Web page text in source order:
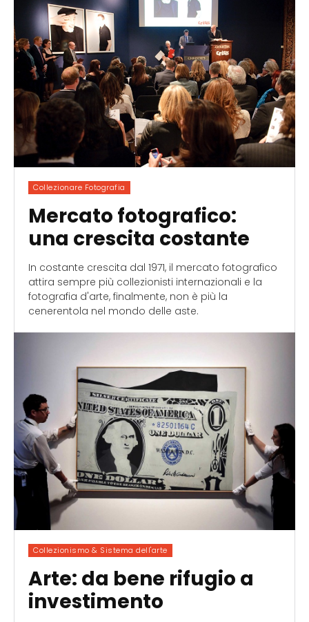
Collezionare Fotografia
Mercato fotografico:
una crescita costante
In costante crescita dal 1971, il mercato fotografico
attira sempre più collezionisti internazionali e la
fotografia d'arte, finalmente, non è più la
cenerentola nel mondo delle aste.
Collezionismo & Sistema dell'arte
Arte: da bene rifugio a
investimento